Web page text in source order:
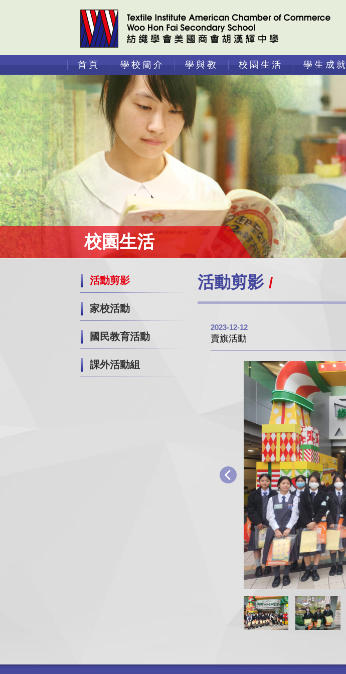
首頁 學校簡介 學與教 校園生活 學生成就
校園生活
活動剪影
家校活動
國民教育活動
課外活動組
活動剪影
2023-12-12
賣旗活動